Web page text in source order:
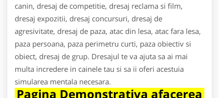
canin, dresaj de competitie, dresaj reclama si film,
dresaj expozitii, dresaj concursuri, dresaj de
agresivitate, dresaj de paza, atac din lesa, atac fara lesa,
paza persoana, paza perimetru curti, paza obiectiv si
obiect, dresaj de grup. Dresajul te va ajuta sa ai mai
multa incredere in cainele tau si sa ii oferi acestuia
simularea mentala necesara.
Pagina Demonstrativa afacerea